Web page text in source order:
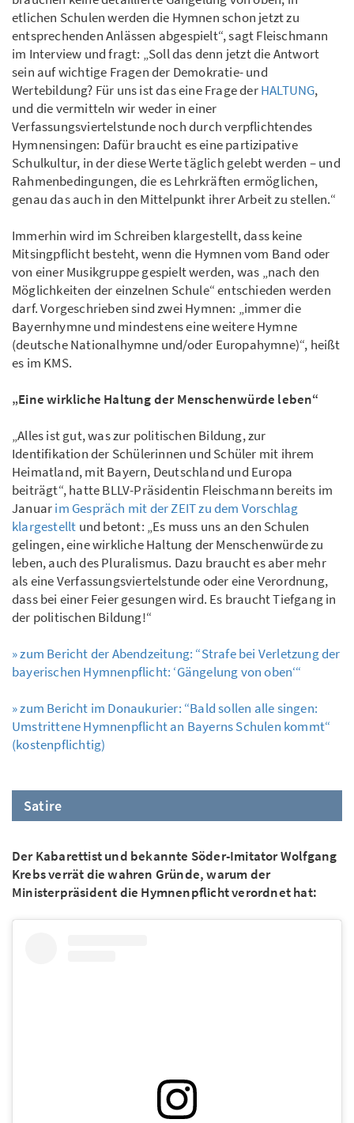
etlichen Schulen werden die Hymnen schon jetzt zu
entsprechenden Anlässen abgespielt“, sagt Fleischmann
im Interview und fragt: „Soll das denn jetzt die Antwort
sein auf wichtige Fragen der Demokratie- und
Wertebildung? Für uns ist das eine Frage derHALTUNG,
und die vermitteln wir weder in einer
Verfassungsviertelstunde noch durch verpflichtendes
Hymnensingen: Dafür braucht es eine partizipative
Schulkultur, in der diese Werte täglich gelebt werden – und
Rahmenbedingungen, die es Lehrkräften ermöglichen,
genau das auch in den Mittelpunkt ihrer Arbeit zu stellen.“
Immerhin wird im Schreiben klargestellt, dass keine
Mitsingpflicht besteht, wenn die Hymnen vom Band oder
von einer Musikgruppe gespielt werden, was „nach den
Möglichkeiten der einzelnen Schule“ entschieden werden
darf. Vorgeschrieben sind zwei Hymnen: „immer die
Bayernhymne und mindestens eine weitere Hymne
(deutsche Nationalhymne und/oder Europahymne)“, heißt
es im KMS.
„Eine wirkliche Haltung der Menschenwürde leben“
„Alles ist gut, was zur politischen Bildung, zur
Identifikation der Schülerinnen und Schüler mit ihrem
Heimatland, mit Bayern, Deutschland und Europa
beiträgt“, hatte BLLV-Präsidentin Fleischmann bereits im
Januarim Gespräch mit der ZEIT zu dem Vorschlag
klargestellt und betont: „Es muss uns an den Schulen
gelingen, eine wirkliche Haltung der Menschenwürde zu
leben, auch des Pluralismus. Dazu braucht es aber mehr
als eine Verfassungsviertelstunde oder eine Verordnung,
dass bei einer Feier gesungen wird. Es braucht Tiefgang in
der politischen Bildung!“
» zum Bericht der Abendzeitung: “Strafe bei Verletzung der
bayerischen Hymnenpflicht: ‘Gängelung von oben‘“
» zum Bericht im Donaukurier: “Bald sollen alle singen:
Umstrittene Hymnenpflicht an Bayerns Schulen kommt“
(kostenpflichtig)
Satire
Der Kabarettist und bekannte Söder-Imitator Wolfgang
Krebs verrät die wahren Gründe, warum der
Ministerpräsident die Hymnenpflicht verordnet hat: